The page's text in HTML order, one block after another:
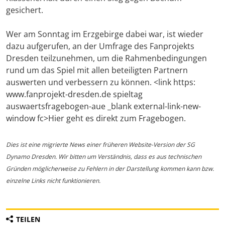
gesichert.
Wer am Sonntag im Erzgebirge dabei war, ist wieder
dazu aufgerufen, an der Umfrage des Fanprojekts
Dresden teilzunehmen, um die Rahmenbedingungen
rund um das Spiel mit allen beteiligten Partnern
auswerten und verbessern zu können. <link https:
www.fanprojekt-dresden.de spieltag
auswaertsfragebogen-aue _blank external-link-new-
window fc>Hier geht es direkt zum Fragebogen.
Dies ist eine migrierte News einer früheren Website-Version der SG
Dynamo Dresden. Wir bitten um Verständnis, dass es aus technischen
Gründen möglicherweise zu Fehlern in der Darstellung kommen kann bzw.
einzelne Links nicht funktionieren.
TEILEN